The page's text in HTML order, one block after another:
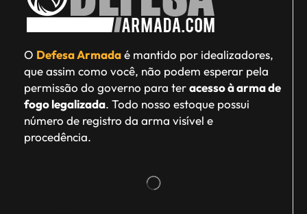
O Defesa Armadaé mantido por idealizadores,
que assim como você, não podem esperar pela
permissão do governo para teracesso à arma de
fogo legalizada. Todo nosso estoque possui
número de registro da arma visível e
procedência.